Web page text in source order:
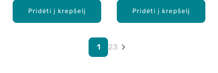
Pridėti į krepšelį Pridėti į krepšelį
1 23